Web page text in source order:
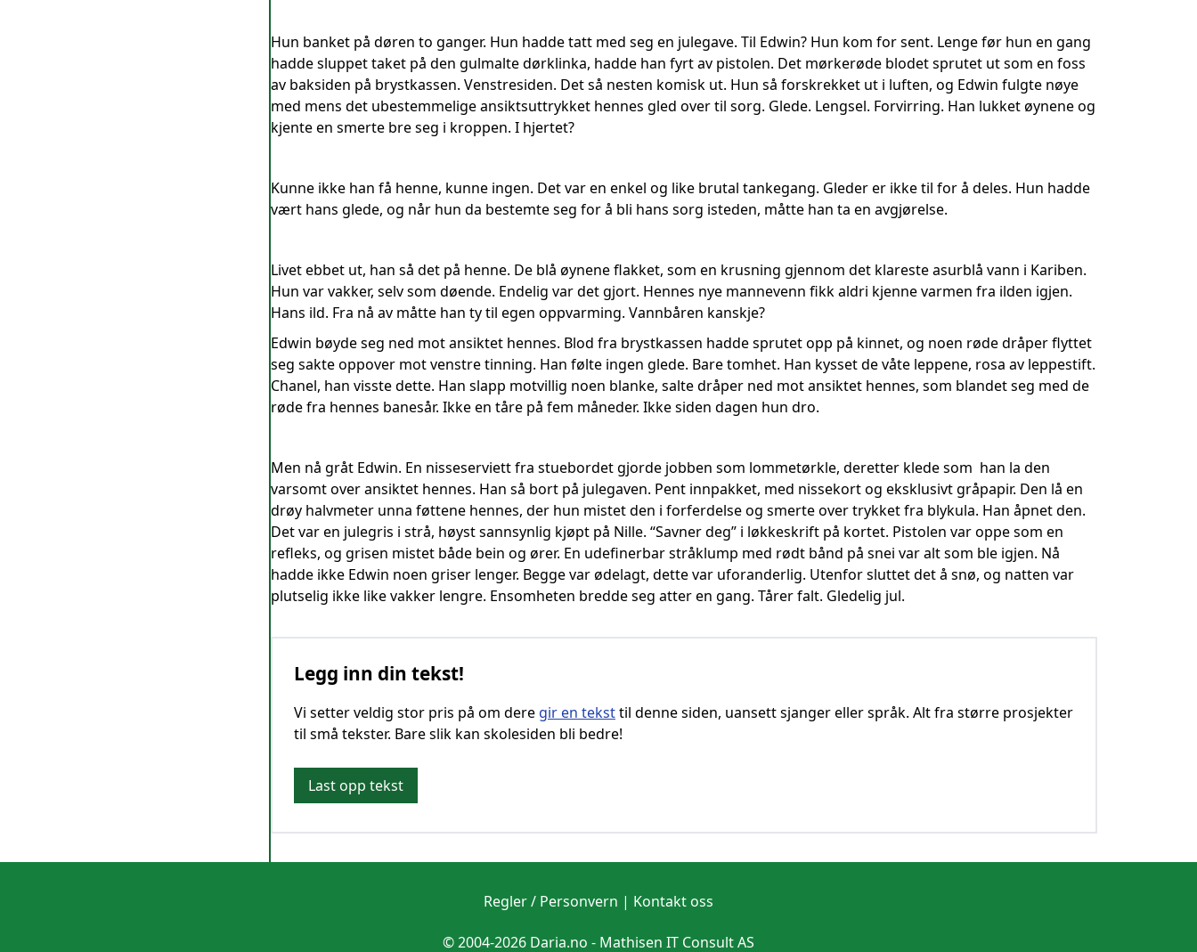
Hun banket på døren to ganger. Hun hadde tatt med seg en julegave. Til Edwin? Hun kom for sent. Lenge før hun en gang
hadde sluppet taket på den gulmalte dørklinka, hadde han fyrt av pistolen. Det mørkerøde blodet sprutet ut som en foss
av baksiden på brystkassen. Venstresiden. Det så nesten komisk ut. Hun så forskrekket ut i luften, og Edwin fulgte nøye
med mens det ubestemmelige ansiktsuttrykket hennes gled over til sorg. Glede. Lengsel. Forvirring. Han lukket øynene og
kjente en smerte bre seg i kroppen. I hjertet?
Kunne ikke han få henne, kunne ingen. Det var en enkel og like brutal tankegang. Gleder er ikke til for å deles. Hun hadde
vært hans glede, og når hun da bestemte seg for å bli hans sorg isteden, måtte han ta en avgjørelse.
Livet ebbet ut, han så det på henne. De blå øynene flakket, som en krusning gjennom det klareste asurblå vann i Kariben.
Hun var vakker, selv som døende. Endelig var det gjort. Hennes nye mannevenn fikk aldri kjenne varmen fra ilden igjen.
Hans ild. Fra nå av måtte han ty til egen oppvarming. Vannbåren kanskje?
Edwin bøyde seg ned mot ansiktet hennes. Blod fra brystkassen hadde sprutet opp på kinnet, og noen røde dråper flyttet
seg sakte oppover mot venstre tinning. Han følte ingen glede. Bare tomhet. Han kysset de våte leppene, rosa av leppestift.
Chanel, han visste dette. Han slapp motvillig noen blanke, salte dråper ned mot ansiktet hennes, som blandet seg med de
røde fra hennes banesår. Ikke en tåre på fem måneder. Ikke siden dagen hun dro.
Men nå gråt Edwin. En nisseserviett fra stuebordet gjorde jobben som lommetørkle, deretter klede som han la den
varsomt over ansiktet hennes. Han så bort på julegaven. Pent innpakket, med nissekort og eksklusivt gråpapir. Den lå en
drøy halvmeter unna føttene hennes, der hun mistet den i forferdelse og smerte over trykket fra blykula. Han åpnet den.
Det var en julegris i strå, høyst sannsynlig kjøpt på Nille. “Savner deg” i løkkeskrift på kortet. Pistolen var oppe som en
refleks, og grisen mistet både bein og ører. En udefinerbar stråklump med rødt bånd på snei var alt som ble igjen. Nå
hadde ikke Edwin noen griser lenger. Begge var ødelagt, dette var uforanderlig. Utenfor sluttet det å snø, og natten var
plutselig ikke like vakker lengre. Ensomheten bredde seg atter en gang. Tårer falt. Gledelig jul.
Legg inn din tekst!
Vi setter veldig stor pris på om dere gir en teksttil denne siden, uansett sjanger eller språk. Alt fra større prosjekter
til små tekster. Bare slik kan skolesiden bli bedre!
Last opp tekst
Regler / Personvern | Kontakt oss
© 2004-2026 Daria.no - Mathisen IT Consult AS